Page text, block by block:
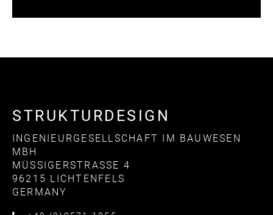
STRUKTURDESIGN
INGENIEURGESELLSCHAFT IM BAUWESEN
MBH
MÜSSIGERSTRASSE 4
96215 LICHTENFELS
GERMANY